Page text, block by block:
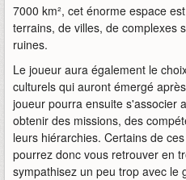
7000 km², cet énorme espace
terrains, de villes, de complexes
ruines.
Le joueur aura également le
culturels qui auront émergé
joueur pourra ensuite s'associer
obtenir des missions, des
leurs hiérarchies. Certains de
pourrez donc vous retrouver en
sympathisez un peu trop avec le